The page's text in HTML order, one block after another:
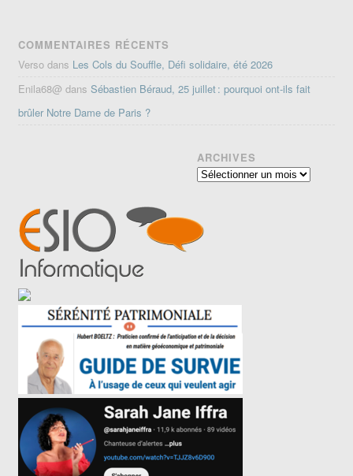
COMMENTAIRES RÉCENTS
Verso dans Les Cols du Souffle, Défi solidaire, été 2026
Enila68@ dansSébastien Béraud, 25 juillet : pourquoi ont-ils fait
brûler Notre Dame de Paris ?
ARCHIVES
Archives